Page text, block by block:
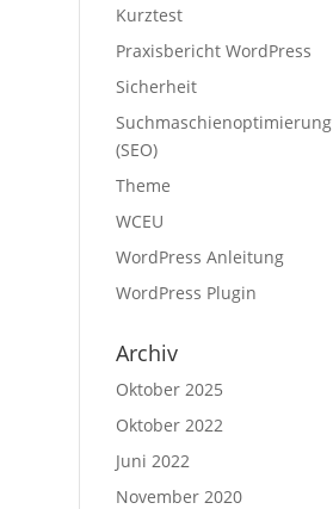
Kurztest
Praxisbericht WordPress
Sicherheit
Suchmaschienoptimierung
(SEO)
Theme
WCEU
WordPress Anleitung
WordPress Plugin
Archiv
Oktober 2025
Oktober 2022
Juni 2022
November 2020